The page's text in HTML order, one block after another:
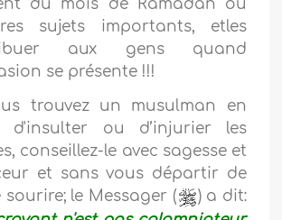
du mois de Ramadan ou
sujets importants, etles
aux gens quand
se présente !!!
trouvez un musulman en
d'insulter ou d’injurier les
conseillez-le avec sagesse et
et sans vous départir de
sourire; le Messager (
) a dit: